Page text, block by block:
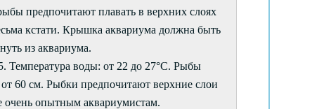
предпочитают плавать в верхних слоях
кстати. Крышка аквариума должна быть
из аквариума.
Температура воды: от 22 до 27°C. Рыбы
60 см. Рыбки предпочитают верхние слои
опытным аквариумистам.